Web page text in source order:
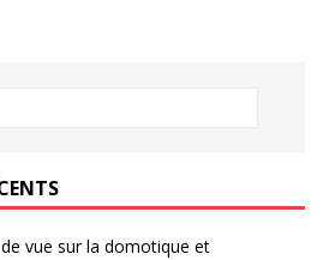
vue sur la domotique et